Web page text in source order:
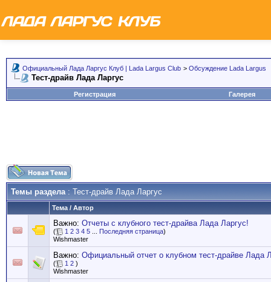
Официальный Лада Ларгус Клуб | Lada Largus Club > Обсуждение Lada Largus
Тест-драйв Лада Ларгус
Регистрация Галерея
Темы раздела: Тест-драйв Лада Ларгус
Тема / Автор
Важно: Отчеты с клубного тест-драйва Лада Ларгус!
( 1 2 3 4 5 Последняя страница)
Wishmaster
Важно: Официальный отчет о клубном тест-драйве Лада
( 1 2 )
Wishmaster